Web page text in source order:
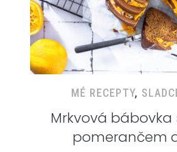
MÉ RECEPTY,
Mrkvová bábovka
pomerančem